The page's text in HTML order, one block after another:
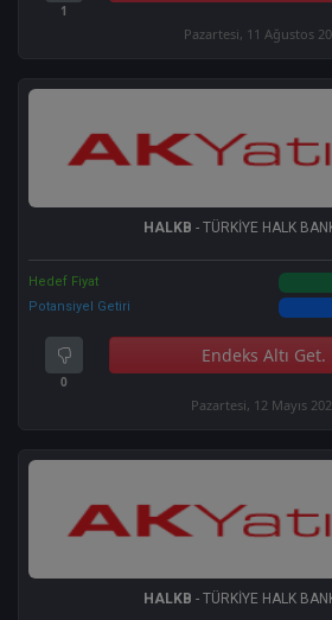
1
Pazartesi, 11 Ağustos
HALKB - TÜRKİYE HALK
Hedef Fiyat
Potansiyel Getiri
0
Endeks Altı Get.
Pazartesi, 12 Mayıs
HALKB - TÜRKİYE HALK